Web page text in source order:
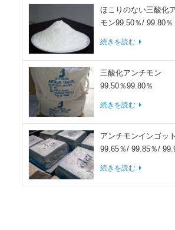
ほこりのない三酸化
モン99.50％/ 99.80％
続きを読む
三酸化アンチモン
99.50％99.80％
続きを読む
アンチモンインゴット
99.65％/ 99.85％/
続きを読む